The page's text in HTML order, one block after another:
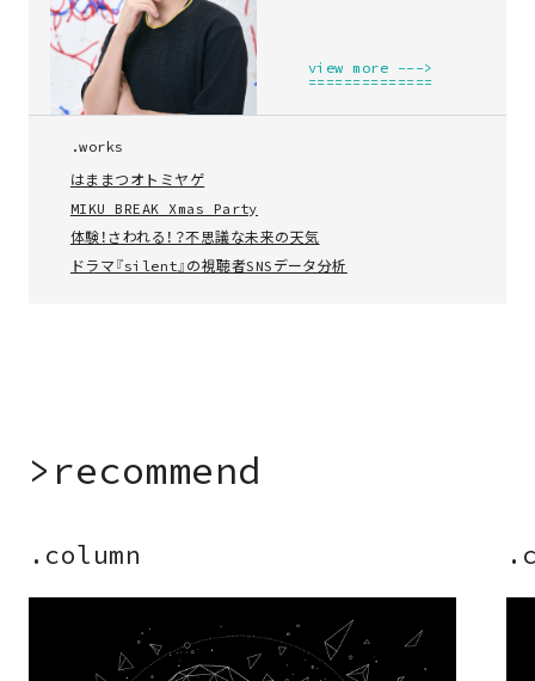
works
project
column
contact
view more --->
==============
.works
はままつオトミヤゲ
MIKU BREAK Xmas Party
体験！さわれる！？不思議な未来の天気
ドラマ『silent』の視聴者SNSデータ分析
> recommend
.column